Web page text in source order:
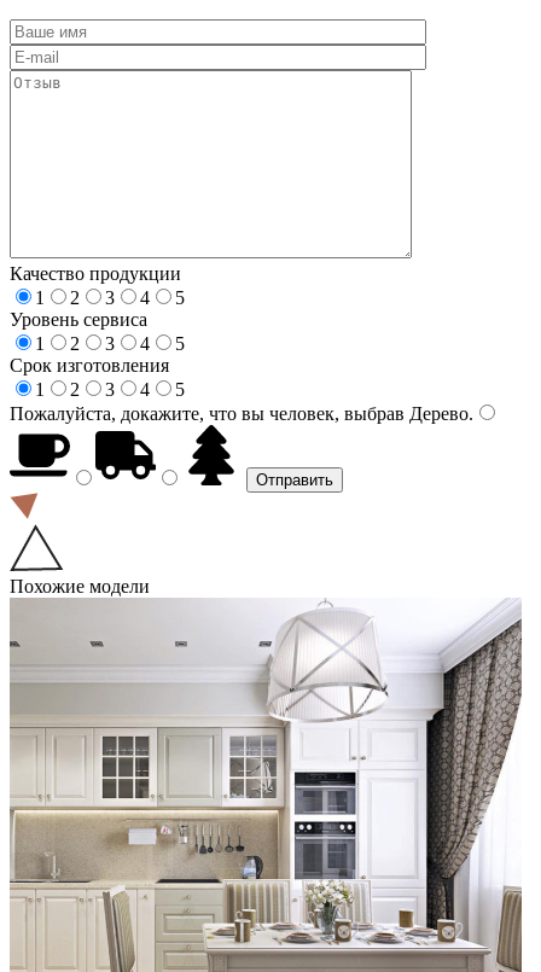
Качество продукции
1
2 3 4
5
Уровень сервиса
1
2 3 4
5
Срок изготовления
1
2 3 4
5
Пожалуйста, докажите, что вы человек, выбрав Дерево.
Похожие модели